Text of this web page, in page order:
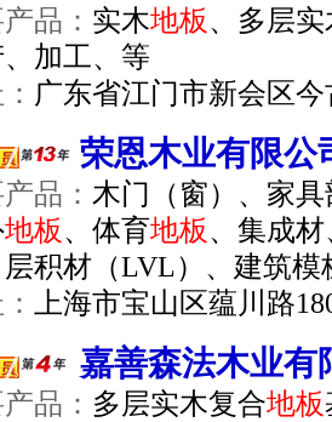
品： 实木地板、多层
加工、等
广东省江门市新会区
荣恩木业有限公
品： 木门（窗）、家
地板、体育地板、集成
积材（LVL）、建筑
上海市宝山区蕴川路
嘉善森法木业有
品： 多层实木复合地板